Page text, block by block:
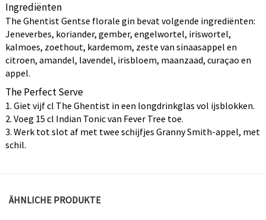
Ingrediënten
The Ghentist Gentse florale gin bevat volgende ingrediënten:
Jeneverbes, koriander, gember, engelwortel, iriswortel,
kalmoes, zoethout, kardemom, zeste van sinaasappel en
citroen, amandel, lavendel, irisbloem, maanzaad, curaçao en
appel.
The Perfect Serve
1. Giet vijf cl The Ghentist in een longdrinkglas vol ijsblokken.
2. Voeg 15 cl Indian Tonic van Fever Tree toe.
3. Werk tot slot af met twee schijfjes Granny Smith-appel, met
schil.
ÄHNLICHE PRODUKTE